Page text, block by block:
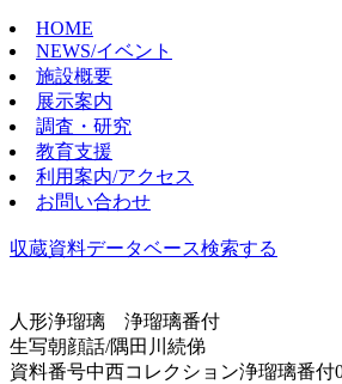
HOME
NEWS/イベント
施設概要
展示案内
調査・研究
教育支援
利用案内/アクセス
お問い合わせ
収蔵資料データベース検索する
人形浄瑠璃 浄瑠璃番付
生写朝顔話/隅田川続俤
資料番号中西コレクション浄瑠璃番付